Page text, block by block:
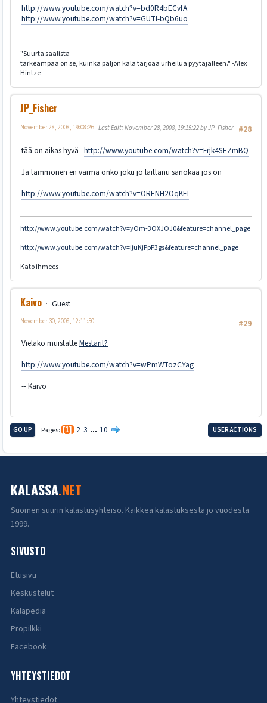
http://www.youtube.com/watch?v=bd0R4bECvfA
http://www.youtube.com/watch?v=GUTl-bQb6uo
"Suurta saalista
tärkeämpää on se, kuinka paljon kala tarjoaa urheilua pyytäjälleen." -Alex
Hintze
JP_Fisher
#28
November 28, 2008, 19:08:26 Last Edit: November 28, 2008, 19:15:22 by JP_Fisher
tää on aikas hyvä http://www.youtube.com/watch?v=Frjk4SEZmBQ
Ja tämmönen en varma onko joku jo laittanu sanokaa jos on
http://www.youtube.com/watch?v=ORENH2OqKEI
http://www.youtube.com/watch?v=yOm-3OXJOJ0&feature=channel_page
http://www.youtube.com/watch?v=ijuKjPpP3gs&feature=channel_page
Kato ihmees
Kaivo
Guest
#29
November 30, 2008, 12:11:50
Vieläkö muistatteMestarit?
http://www.youtube.com/watch?v=wPmWTozCYag
-- Kaivo
GO UP Pages 1 2 3 ... 10 USER ACTIONS
KALASSA.NET
Suomen suurin kalastusyhteisö. Kaikkea kalastuksesta jo vuodesta
1999.
SIVUSTO
Etusivu
Keskustelut
Kalapedia
Propilkki
Facebook
YHTEYSTIEDOT
Yhteystiedot